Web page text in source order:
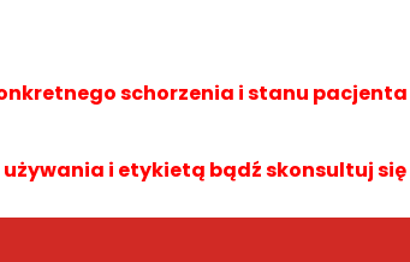
schorzenia i stanu
i etykietą bądź skonsultuj